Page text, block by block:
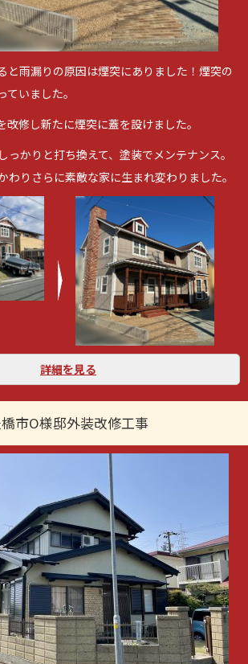
と雨漏りの原因は煙突にありました！煙突の
いました。
改修し新たに煙突に蓋を設けました。
っかりと打ち換えて、塗装でメンテナンス。
わりさらに素敵な家に生まれ変わりました。
詳細を見る
市O様邸外装改修工事